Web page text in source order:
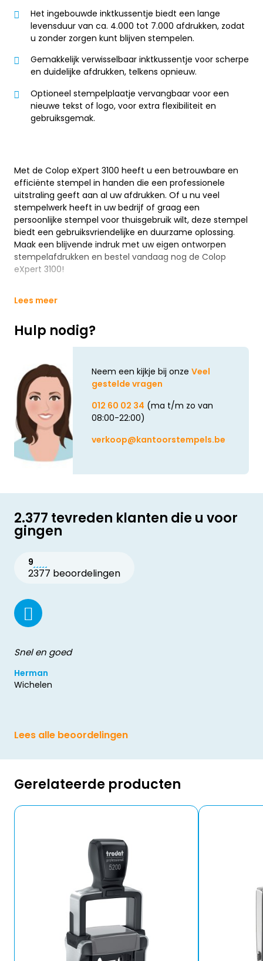
Het ingebouwde inktkussentje biedt een lange
levensduur van ca. 4.000 tot 7.000 afdrukken, zodat
u zonder zorgen kunt blijven stempelen.
Gemakkelijk verwisselbaar inktkussentje voor scherpe
en duidelijke afdrukken, telkens opnieuw.
Optioneel stempelplaatje vervangbaar voor een
nieuwe tekst of logo, voor extra flexibiliteit en
gebruiksgemak.
Met de Colop eXpert 3100 heeft u een betrouwbare en
efficiënte stempel in handen die een professionele
uitstraling geeft aan al uw afdrukken. Of u nu veel
stempelwerk heeft in uw bedrijf of graag een
persoonlijke stempel voor thuisgebruik wilt, deze stempel
biedt een gebruiksvriendelijke en duurzame oplossing.
Maak een blijvende indruk met uw eigen ontworpen
stempelafdrukken en bestel vandaag nog de Colop
eXpert 3100!
Lees meer
Hulp nodig?
Neem een kijkje bij onze Veel
gestelde vragen
012 60 02 34 (ma t/m zo van
08:00-22:00)
verkoop@kantoorstempels.be
2.377 tevreden klanten die u voor
gingen
9
2377 beoordelingen
Snel en goed
Herman
Wichelen
Lees alle beoordelingen
Gerelateerde producten